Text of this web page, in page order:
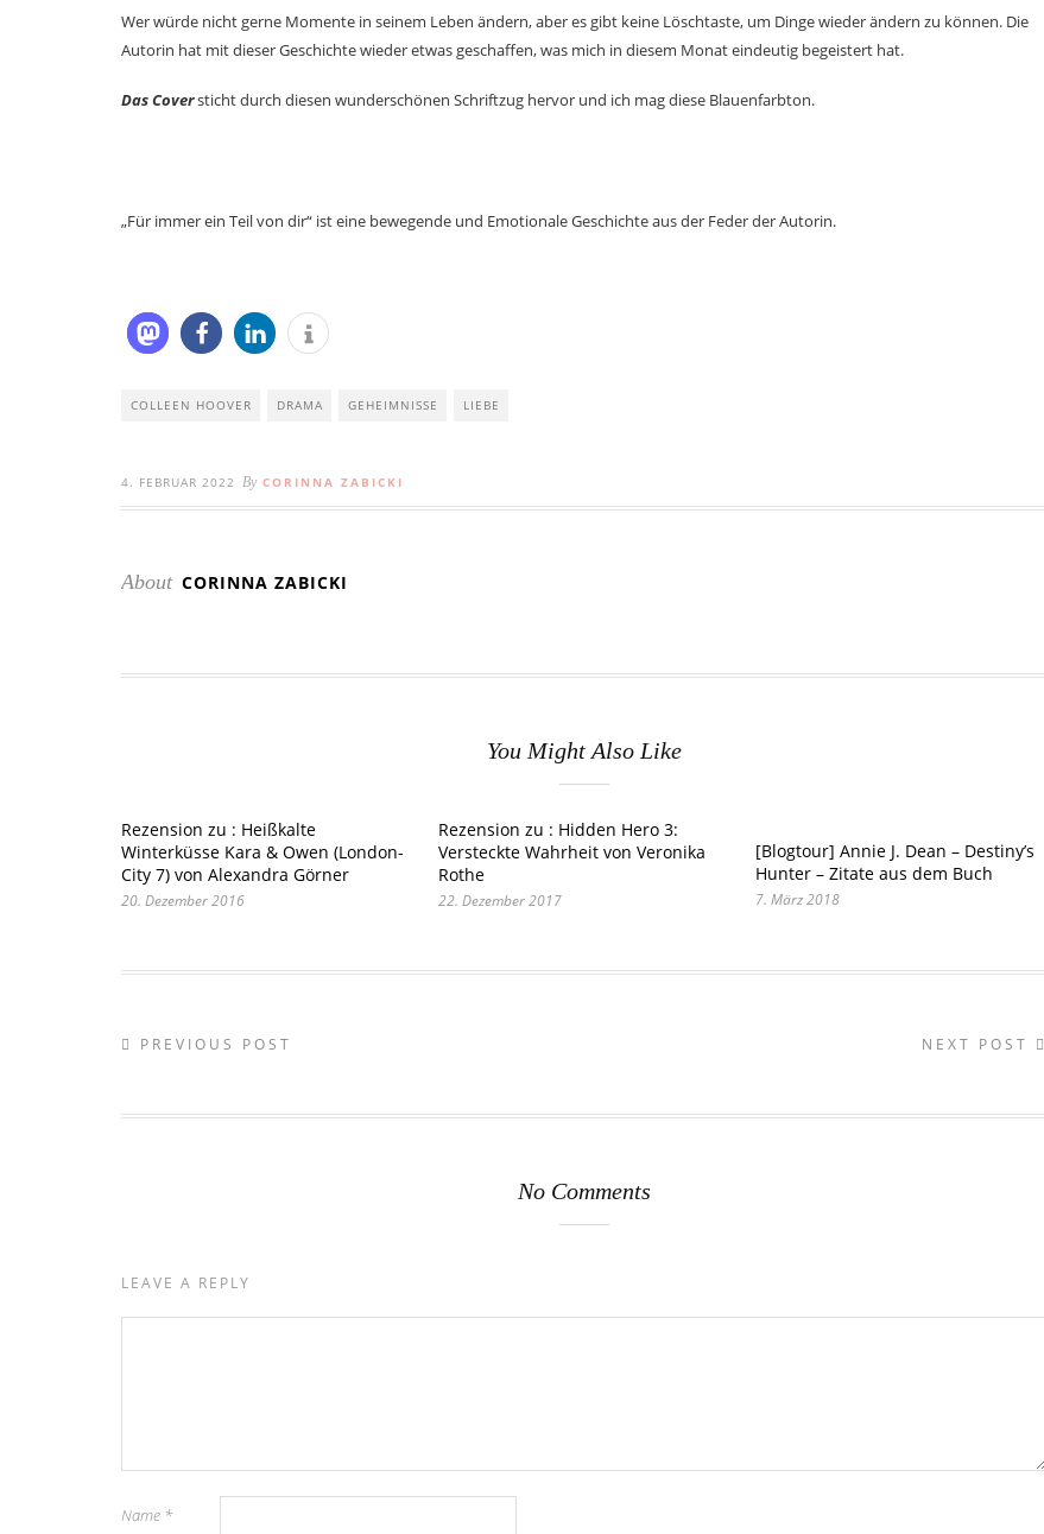
Wer würde nicht gerne Momente in seinem Leben ändern, aber es gibt keine Löschtaste, um Dinge wieder ändern zu können. Die
Autorin hat mit dieser Geschichte wieder etwas geschaffen, was mich in diesem Monat eindeutig begeistert hat.
Das Coversticht durch diesen wunderschönen Schriftzug hervor und ich mag diese Blauenfarbton.
„Für immer ein Teil von dir“ ist eine bewegende und Emotionale Geschichte aus der Feder der Autorin.
COLLEEN HOOVER DRAMA GEHEIMNISSE LIEBE
4. FEBRUAR 2022 By CORINNA ZABICKI
About CORINNA ZABICKI
You Might Also Like
Rezension zu : Heißkalte
Winterküsse Kara & Owen (London-
City 7) von Alexandra Görner
20. Dezember 2016
Rezension zu : Hidden Hero 3:
Versteckte Wahrheit von Veronika
Rothe
22. Dezember 2017
[Blogtour] Annie J. Dean – Destiny’s
Hunter – Zitate aus dem Buch
7. März 2018
PREVIOUS POST NEXT POST
No Comments
LEAVE A REPLY
Name *